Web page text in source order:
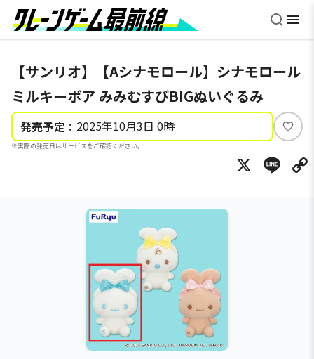
【サンリオ】【Aシナモロール】シナモロール
ミルキーボア みみむすびBIGぬいぐるみ
発売予定： 2025年10月3日 0時
※実際の発売日はサービスをご確認ください。
い
ね
X